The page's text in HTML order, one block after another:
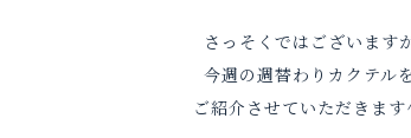
さっそくではございます
今週の週替わりカクテル
ご紹介させていただきま